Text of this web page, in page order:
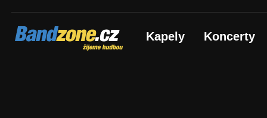
Bandzone.cz
žijeme hudbou Kapely Koncerty